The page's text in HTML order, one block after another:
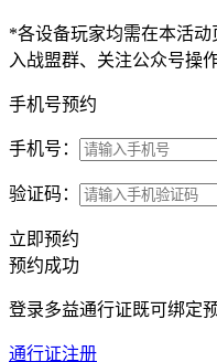
*各设备玩家均需在本活动
入战盟群、关注公众号操
手机号预约
手机号：
验证码：
立即预约
预约成功
登录多益通行证既可绑定
通行证注册